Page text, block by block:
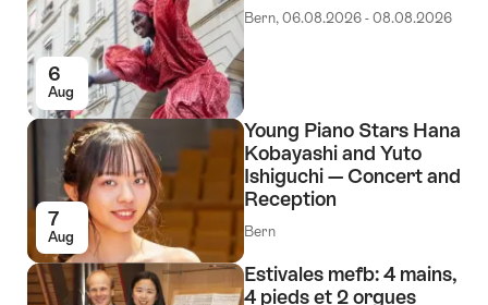
tags
6
Aug
Bern, 06.08.2026 - 08.08.2026
7
Aug
Young Piano Stars Hana
Kobayashi and Yuto
Ishiguchi — Concert and
Reception
Bern
Estivales mefb: 4 mains,
4 pieds et 2 orgues